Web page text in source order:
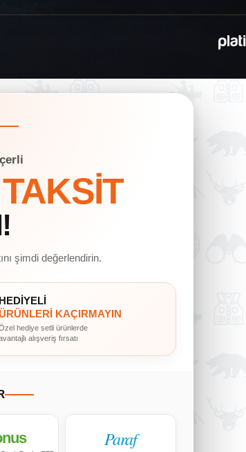
şimdi değerlendirin.
HEDİYELİ
KAÇIRMAYIN
hediye setli ürünlerde
alışveriş fırsatı
Paraf